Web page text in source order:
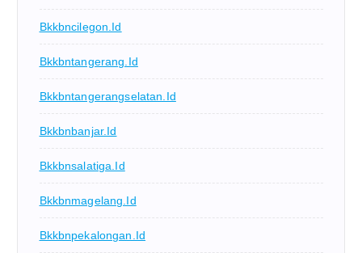
Bkkbncilegon.id
Bkkbntangerang.id
Bkkbntangerangselatan.id
Bkkbnbanjar.id
Bkkbnsalatiga.id
Bkkbnmagelang.id
Bkkbnpekalongan.id